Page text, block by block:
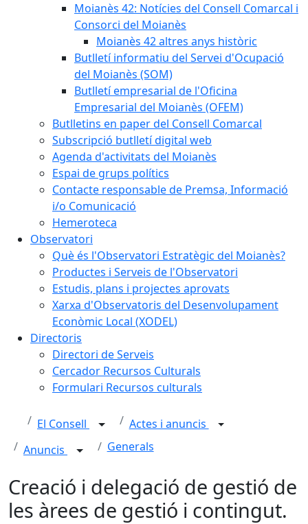
Moianès 42: Notícies del Consell Comarcal i
Consorci del Moianès
Moianès 42 altres anys històric
Butlletí informatiu del Servei d'Ocupació
del Moianès (SOM)
Butlletí empresarial de l'Oficina
Empresarial del Moianès (OFEM)
Butlletins en paper del Consell Comarcal
Subscripció butlletí digital web
Agenda d'activitats del Moianès
Espai de grups polítics
Contacte responsable de Premsa, Informació
i/o Comunicació
Hemeroteca
Observatori
Què és l'Observatori Estratègic del Moianès?
Productes i Serveis de l'Observatori
Estudis, plans i projectes aprovats
Xarxa d'Observatoris del Desenvolupament
Econòmic Local (XODEL)
Directoris
Directori de Serveis
Cercador Recursos Culturals
Formulari Recursos culturals
El Consell
Actes i anuncis
Anuncis
Generals
Creació i delegació de gestió de
les àrees de gestió i contingut.